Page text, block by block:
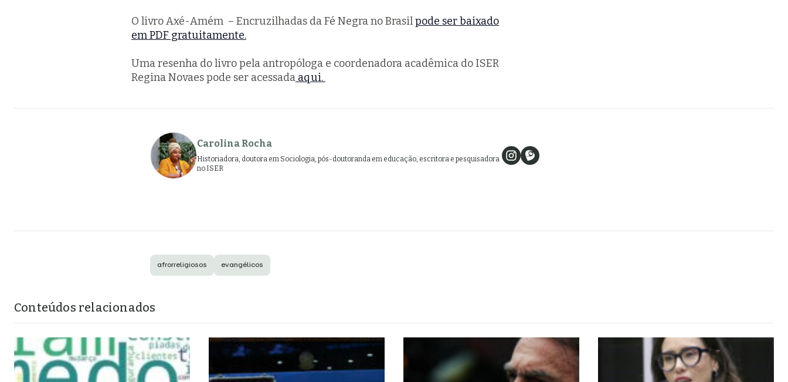
O livroAxé-Amém – Encruzilhadas da Fé Negra no Brasilpode ser baixado
em PDF gratuitamente.
Uma resenha do livro pela antropóloga e coordenadora acadêmica do ISER
Regina Novaes pode ser acessada aqui.
Carolina Rocha
Historiadora, doutora em Sociologia, pós-doutoranda em educação, escritora e pesquisadora
no ISER
afrorreligiosos evangélicos
Conteúdos relacionados